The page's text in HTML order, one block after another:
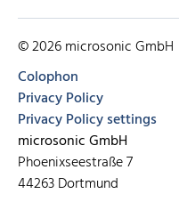
© 2026 microsonic GmbH
Colophon
Privacy Policy
Privacy Policy settings
microsonic GmbH
Phoenixseestraße 7
44263 Dortmund